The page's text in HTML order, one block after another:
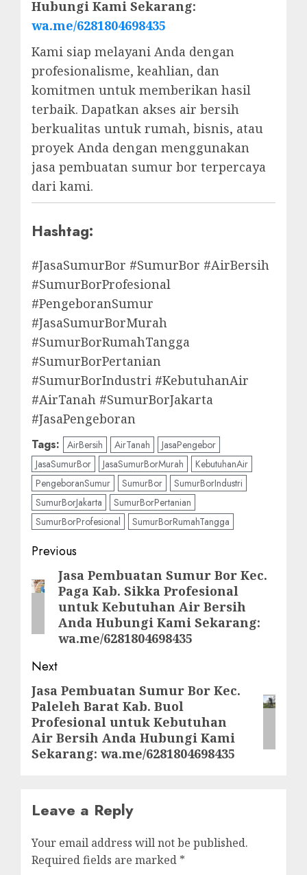
Hubungi Kami Sekarang:
wa.me/6281804698435
Kami siap melayani Anda dengan
profesionalisme, keahlian, dan
komitmen untuk memberikan hasil
terbaik. Dapatkan akses air bersih
berkualitas untuk rumah, bisnis, atau
proyek Anda dengan menggunakan
jasa pembuatan sumur bor terpercaya
dari kami.
Hashtag:
#JasaSumurBor #SumurBor #AirBersih
#SumurBorProfesional
#PengeboranSumur
#JasaSumurBorMurah
#SumurBorRumahTangga
#SumurBorPertanian
#SumurBorIndustri #KebutuhanAir
#AirTanah #SumurBorJakarta
#JasaPengeboran
Tags: AirBersih AirTanah
JasaPengebor
JasaSumurBor
JasaSumurBorMurah
KebutuhanAir
PengeboranSumur
SumurBor
SumurBorIndustri
SumurBorJakarta
SumurBorPertanian
SumurBorProfesional
SumurBorRumahTangga
Post
navigation
Previous
Previous
post:
Jasa Pembuatan Sumur Bor Kec.
Paga Kab. Sikka Profesional
untuk Kebutuhan Air Bersih
Anda Hubungi Kami Sekarang:
wa.me/6281804698435
Next
Next
post:
Jasa Pembuatan Sumur Bor Kec.
Paleleh Barat Kab. Buol
Profesional untuk Kebutuhan
Air Bersih Anda Hubungi Kami
Sekarang: wa.me/6281804698435
Leave a Reply
Your email address will not be published.
Required fields are marked *